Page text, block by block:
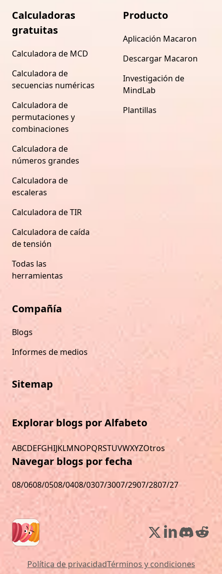
Calculadoras
gratuitas
Calculadora de MCD
Calculadora de
secuencias numéricas
Calculadora de
permutaciones y
combinaciones
Calculadora de
números grandes
Calculadora de
escaleras
Calculadora de TIR
Calculadora de caída
de tensión
Todas las
herramientas
Producto
Aplicación Macaron
Descargar Macaron
Investigación de
MindLab
Plantillas
Compañía
Blogs
Informes de medios
Sitemap
Explorar blogs por Alfabeto
ABCDEFGHIJKLMNOPQRSTUVWXYZOtros
Navegar blogs por fecha
08/0608/0508/0408/0307/3007/2907/2807/27
Política de privacidadTérminos y condiciones